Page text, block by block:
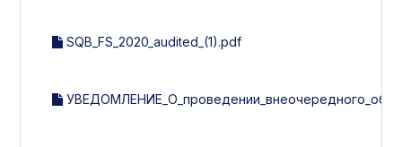
SQB_FS_2020_audited_(1).pdf